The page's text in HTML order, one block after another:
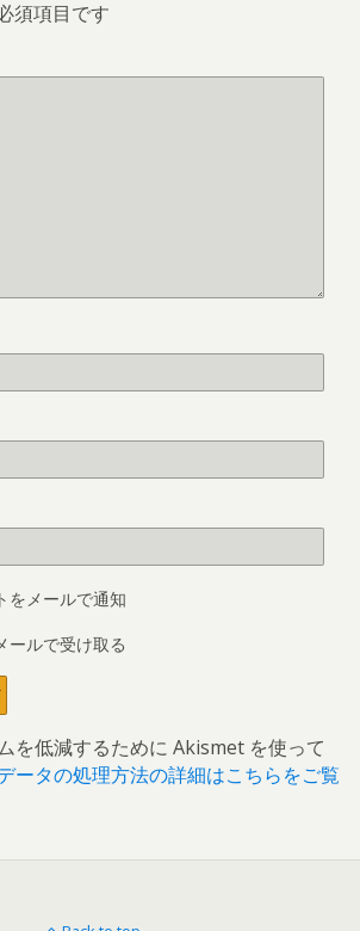
須項目です
をメールで通知
ールで受け取る
を低減するために Akismet を使って
ータの処理方法の詳細はこちらをご覧